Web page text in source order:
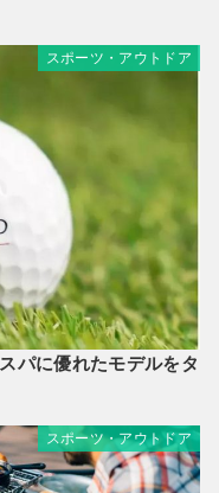
スポーツ・アウトドア
パに優れたモデルをタ
スポーツ・アウトドア